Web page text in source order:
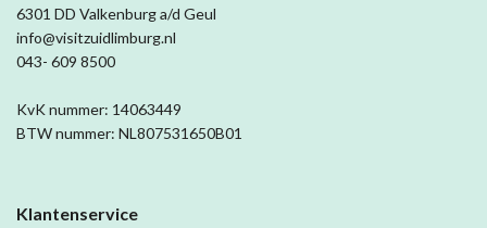
6301 DD Valkenburg a/d Geul
info@visitzuidlimburg.nl
043- 609 8500
KvK nummer: 14063449
BTW nummer: NL807531650B01
Klantenservice